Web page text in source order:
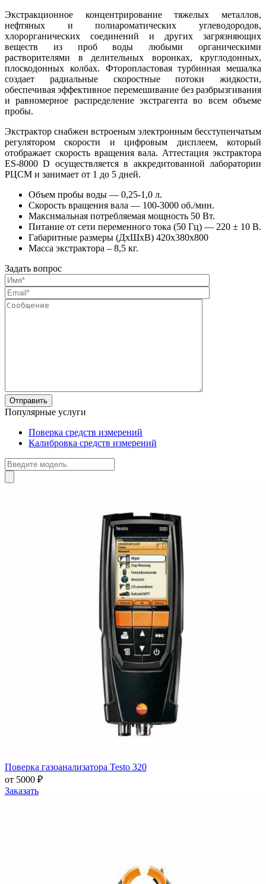
Экстракционное концентрирование тяжелых металлов,
нефтяных и полиароматических углеводородов,
хлорорганических соединений и других загрязняющих
веществ из проб воды любыми органическими
растворителями в делительных воронках, круглодонных,
плоскодонных колбах. Фторопластовая турбинная мешалка
создает радиальные скоростные потоки жидкости,
обеспечивая эффективное перемешивание без разбрызгивания
и равномерное распределение экстрагента во всем объеме
пробы.
Экстрактор снабжен встроеным электронным бесступенчатым
регулятором скорости и цифровым дисплеем, который
отображает скорость вращения вала. Аттестация экстрактора
ES-8000 D осуществляется в аккредитованной лаборатории
РЦСМ и занимает от 1 до 5 дней.
Объем пробы воды — 0,25-1,0 л.
Скорость вращения вала — 100-3000 об./мин.
Максимальная потребляемая мощность 50 Вт.
Питание от сети переменного тока (50 Гц) — 220 ± 10 В.
Габаритные размеры (ДхШхВ) 420х380х800
Масса экстрактора – 8,5 кг.
Задать вопрос
Популярные услуги
Поверка средств измерений
Калибровка средств измерений
Поверка газоанализатора Testo 320
от 5000 ₽
Заказать